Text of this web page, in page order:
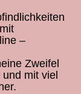
–
Zweifel
mit viel